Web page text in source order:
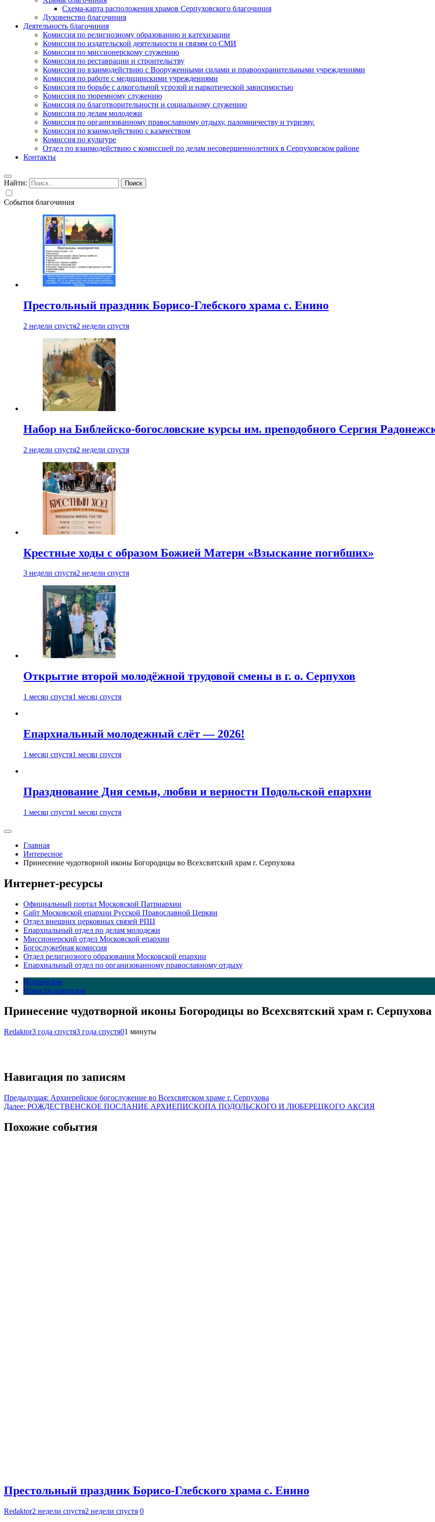
Схема-карта расположения храмов Серпуховского благочиния
Духовенство благочиния
Деятельность благочиния
Комиссия по религиозному образованию и катехизации
Комиссия по издательской деятельности и связям со СМИ
Комиссия по миссионерскому служению
Комиссия по реставрации и строительству
Комиссия по взаимодействию с Вооруженными силами и правоохранительными учреждениями
Комиссия по работе с медицинскими учреждениями
Комиссия по борьбе с алкогольной угрозой и наркотической зависимостью
Комиссия по тюремному служению
Комиссия по благотворительности и социальному служению
Комиссия по делам молодежи
Комиссия по организованному православному отдыху, паломничеству и туризму.
Комиссия по взаимодействию с казачеством
Комиссия по культуре
Отдел по взаимодействию с комиссией по делам несовершеннолетних в Серпуховском районе
Контакты
Найти:
События благочиния
Престольный праздник Борисо-Глебского храма с. Енино
2 недели спустя2 недели спустя
Набор на Библейско-богословские курсы им. преподобного Сергия
2 недели спустя2 недели спустя
Крестные ходы с образом Божией Матери «Взыскание погибших»
3 недели спустя2 недели спустя
Открытие второй молодёжной трудовой смены в г. о. Серпухов
1 месяц спустя1 месяц спустя
Епархиальный молодежный слёт — 2026!
1 месяц спустя1 месяц спустя
Празднование Дня семьи, любви и верности Подольской епархии
1 месяц спустя1 месяц спустя
Главная
Интересное
Принесение чудотворной иконы Богородицы во Всехсвятский храм г. Серпухова
Интернет-ресурсы
Официальный портал Московской Патриархии
Сайт Московской епархии Русской Православной Церкви
Отдел внешних церковных связей РПЦ
Епархиальный отдел по делам молодежи
Миссионерский отдел Московской епархии
Богослужебная комиссия
Отдел религиозного образования Московской епархии
Епархиальный отдел по организованному православному отдыху
Интересное
Новости приходов
Принесение чудотворной иконы Богородицы во Всехсвятский храм г. Серпухова
Redaktor3 года спустя3 года спустя01 минуты
Навигация по записям
Предыдущая: Архиерейское богослужение во Всехсвятском храме г. Серпухова
Далее: РОЖДЕСТВЕНСКОЕ ПОСЛАНИЕ АРХИЕПИСКОПА ПОДОЛЬСКОГО И ЛЮБЕРЕЦКОГО АКСИЯ
Похожие события
Престольный праздник Борисо-Глебского храма с. Енино
Redaktor2 недели спустя2 недели спустя 0